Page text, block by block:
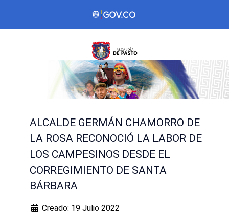
ALCALDE GERMÁN CHAMORRO DE
LA ROSA RECONOCIÓ LA LABOR DE
LOS CAMPESINOS DESDE EL
CORREGIMIENTO DE SANTA
BÁRBARA
Creado: 19 Julio 2022